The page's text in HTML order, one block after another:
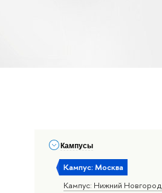
Кампусы
Кампус: Москва
Кампус: Нижний Новгород